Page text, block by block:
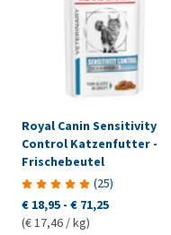
Royal Canin Sensitivity
Control Katzenfutter -
Frischebeutel
(25)
€ 18,95 - € 71,25
(€ 17,46 / kg)